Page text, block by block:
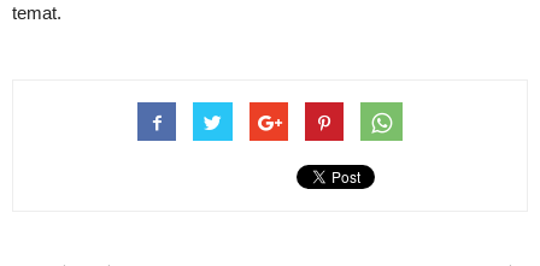
temat.